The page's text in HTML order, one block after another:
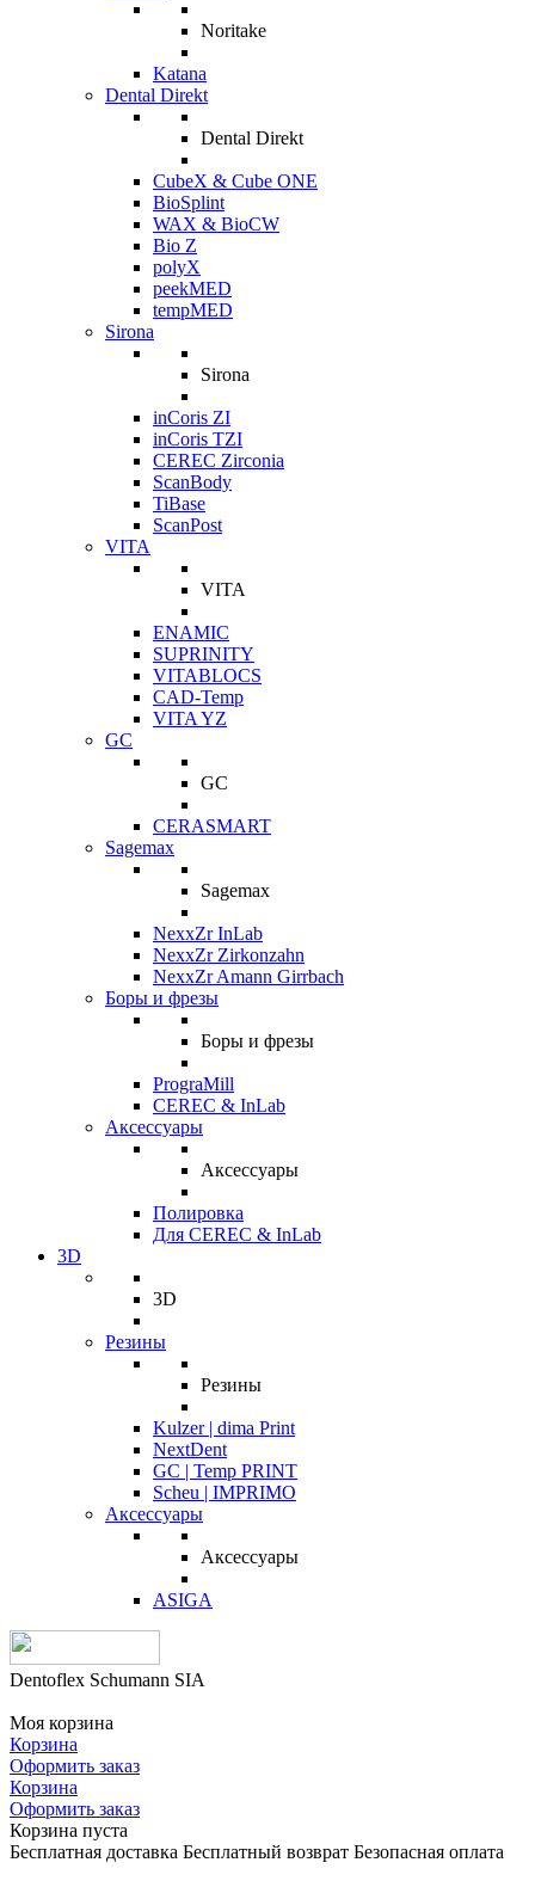
Noritake
Katana
Dental Direkt
Dental Direkt
CubeX & Cube ONE
BioSplint
WAX & BioCW
Bio Z
polyX
peekMED
tempMED
Sirona
Sirona
inCoris ZI
inCoris TZI
CEREC Zirconia
ScanBody
TiBase
ScanPost
VITA
VITA
ENAMIC
SUPRINITY
VITABLOCS
CAD-Temp
VITA YZ
GC
GC
CERASMART
Sagemax
Sagemax
NexxZr InLab
NexxZr Zirkonzahn
NexxZr Amann Girrbach
Боры и фрезы
Боры и фрезы
PrograMill
CEREC & InLab
Аксессуары
Аксессуары
Полировка
Для CEREC & InLab
3D
3D
Резины
Резины
Kulzer | dima Print
NextDent
GC | Temp PRINT
Scheu | IMPRIMO
Аксессуары
Аксессуары
ASIGA
Dentoflex Schumann SIA
Моя корзина
Корзина
Оформить заказ
Корзина
Оформить заказ
Корзина пуста
Бесплатная доставка Бесплатный возврат Безопасная оплата